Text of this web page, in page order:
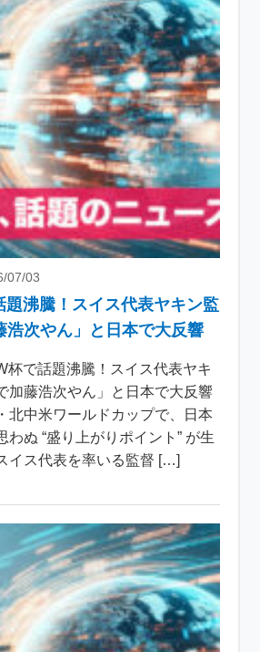
07/03
題沸騰！スイス代表ヤキン監
浩次やん」と日本で大反響
杯で話題沸騰！スイス代表ヤキ
加藤浩次やん」と日本で大反響
北中米ワールドカップで、日本
わぬ “盛り上がりポイント” が生
イス代表を率いる監督 […]